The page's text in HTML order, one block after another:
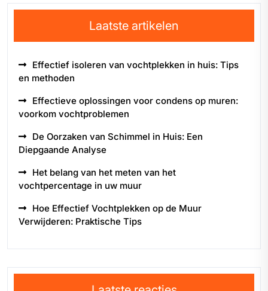
Laatste artikelen
Effectief isoleren van vochtplekken in huis: Tips
en methoden
Effectieve oplossingen voor condens op muren:
voorkom vochtproblemen
De Oorzaken van Schimmel in Huis: Een
Diepgaande Analyse
Het belang van het meten van het
vochtpercentage in uw muur
Hoe Effectief Vochtplekken op de Muur
Verwijderen: Praktische Tips